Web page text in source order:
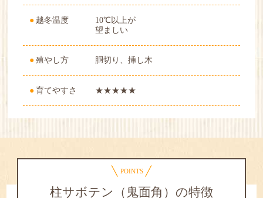
越冬温度
10℃以上が
望ましい
殖やし方 胴切り、挿し木
育てやすさ ★★★★★
POINTS
柱サボテン（鬼面角）の特徴